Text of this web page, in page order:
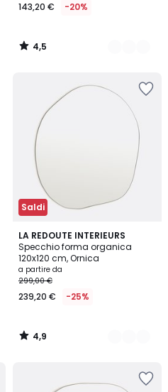
143,20 € -20%
4,5
/
Saldi
LA REDOUTE INTERIEURS
Specchio forma organica
120x120 cm, Ornica
a partire da
299,00 €
239,20 € -25%
4,9
/ 5
2
Colori
4,9
/